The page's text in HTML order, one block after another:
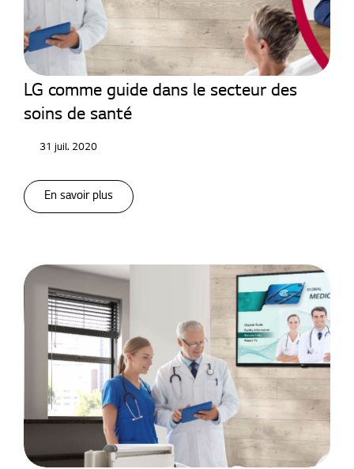
Moniteurs médicaux
LG comme guide dans le secteur des
soins de santé
31 juil. 2020
En savoir plus
Moniteurs médicaux